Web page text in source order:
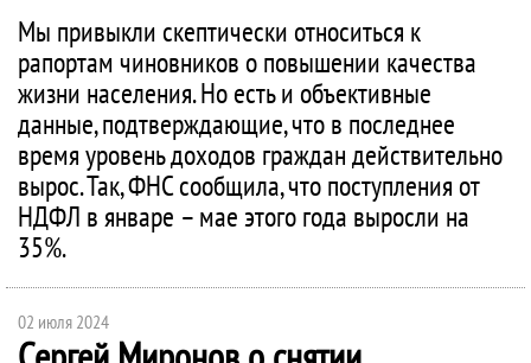
Мы привыкли скептически относиться к
рапортам чиновников о повышении качества
жизни населения. Но есть и объективные
данные, подтверждающие, что в последнее
время уровень доходов граждан действительно
вырос. Так, ФНС сообщила, что поступления от
НДФЛ в январе – мае этого года выросли на
35%.
02 июля 2024